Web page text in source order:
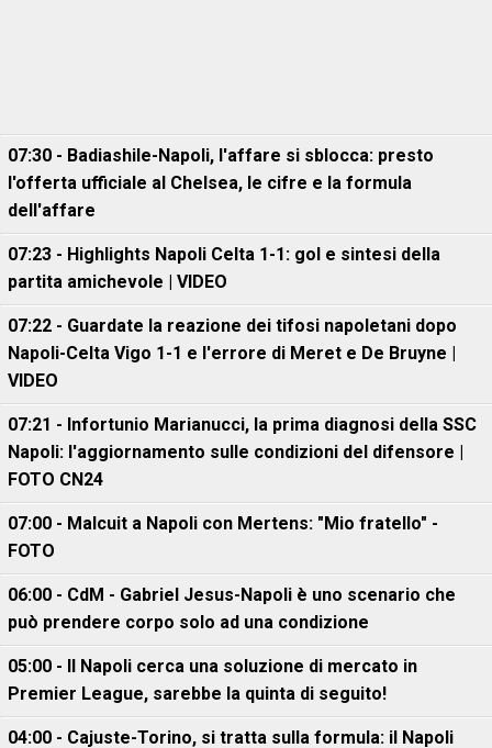
07:30 - Badiashile-Napoli, l'affare si sblocca: presto
l'offerta ufficiale al Chelsea, le cifre e la formula
dell'affare
07:23 - Highlights Napoli Celta 1-1: gol e sintesi della
partita amichevole | VIDEO
07:22 - Guardate la reazione dei tifosi napoletani dopo
Napoli-Celta Vigo 1-1 e l'errore di Meret e De Bruyne |
VIDEO
07:21 - Infortunio Marianucci, la prima diagnosi della SSC
Napoli: l'aggiornamento sulle condizioni del difensore |
FOTO CN24
07:00 - Malcuit a Napoli con Mertens: "Mio fratello" -
FOTO
06:00 - CdM - Gabriel Jesus-Napoli è uno scenario che
può prendere corpo solo ad una condizione
05:00 - Il Napoli cerca una soluzione di mercato in
Premier League, sarebbe la quinta di seguito!
04:00 - Cajuste-Torino, si tratta sulla formula: il Napoli